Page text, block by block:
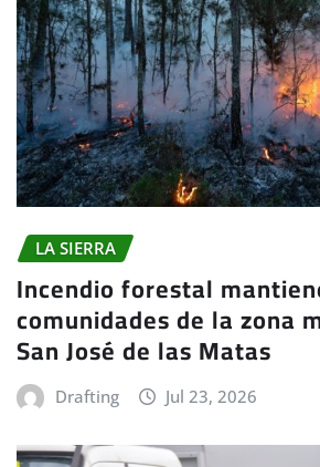
LA SIERRA
Incendio forestal
comunidades de la zona
San José de las Matas
Drafting Jul 23, 2026